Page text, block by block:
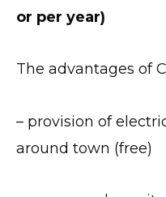
or per year)
The advantages of
– provision of
around town (free)